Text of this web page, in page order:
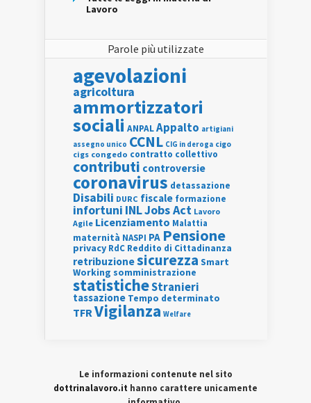
Lavoro
Parole più utilizzate
agevolazioni
agricoltura
ammortizzatori
sociali ANPALAppalto artigiani
assegno unico CCNL CIG in deroga cigo
cigs congedo contratto collettivo
contributi controversie
coronavirus detassazione
Disabili DURC fiscale formazione
infortuni INLJobs Act Lavoro
Agile Licenziamento Malattia
maternità NASPI PA Pensione
privacy RdC Reddito di Cittadinanza
retribuzionesicurezza Smart
Working somministrazione
statisticheStranieri
tassazione Tempo determinato
TFRVigilanza Welfare
Le informazioni contenute nel sito
dottrinalavoro.it hanno carattere unicamente